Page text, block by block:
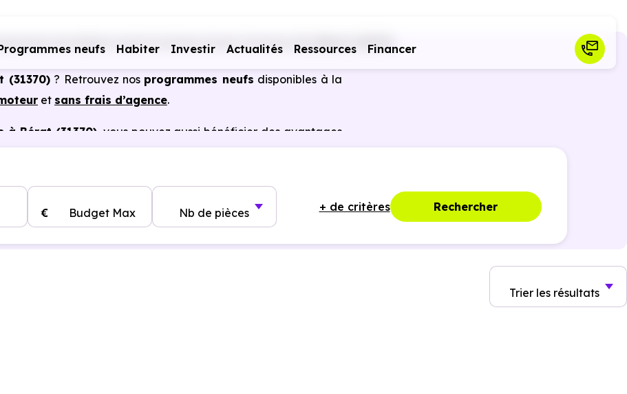
neufs Habiter Investir Actualités Ressources Financer
immobiliers neufs Occitanie Haute-Garonne (31) Bérat (31370)
(31370)? Retrouvez nos programmes neufs disponibles à la
et sans frais d’agence.
à Bérat (31370) , vous pouvez aussi bénéficier des avantages
Budget Max
€ Nb de pièces + de critères Rechercher
Trier les résultats